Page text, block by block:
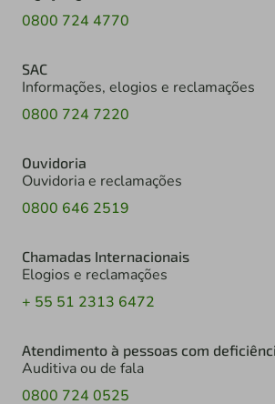
0800 724 4770
SAC
Informações, elogios e reclamações
0800 724 7220
Ouvidoria
Ouvidoria e reclamações
0800 646 2519
Chamadas Internacionais
Elogios e reclamações
+ 55 51 2313 6472
Atendimento à pessoas com
Auditiva ou de fala
0800 724 0525